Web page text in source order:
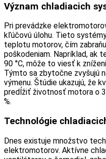
Význam chladiacich
Pri prevádzke
kľúčovú úlohu. Tieto
teplotu motorov, čím
poškodeniam. Napríklad, ak
90 °C, môže to viesť k
Týmto sa zbytočne zvyšujú
výmenu. Štúdie ukazujú, že
predĺžiť životnosť motora o
%.
Technológie
Dnes existuje množstvo
elektromotorov. Aktívne